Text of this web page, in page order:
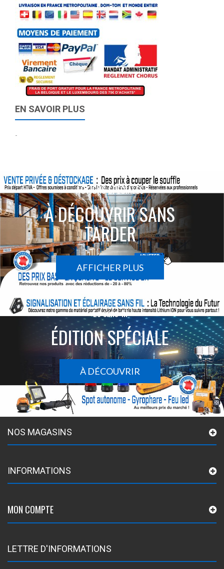
EN SAVOIR PLUS
-
ACTIONS SPÉCIALES
À DÉCOUVRIR SANS
TARDER
AFFICHER PLUS
Le sans-fil
ÉDITION SPÉCIALE
À DÉCOUVRIR
NOS MAGASINS
INFORMATIONS
MON COMPTE
LETTRE D'INFORMATIONS